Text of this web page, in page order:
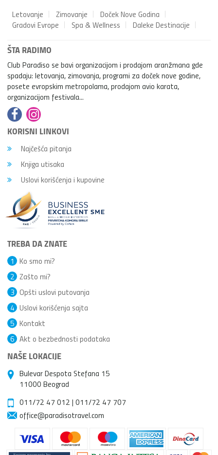
Letovanje Zimovanje
Doček Nove Godina
Gradovi Evrope
Spa & Wellness Daleke Destinacije
ŠTA RADIMO
Club Paradiso se bavi organizacijom i prodajom aranžmana gde
spadaju: letovanja, zimovanja, programi za doček nove godine,
posete evropskim metropolama, prodajom avio karata,
organizacijom festivala...
KORISNI LINKOVI
Najčešća pitanja
Knjiga utisaka
Uslovi korišćenja i kupovine
TREBA DA ZNATE
Ko smo mi?
1
Zašto mi?
2
Opšti uslovi putovanja
3
Uslovi korišćenja sajta
4
Kontakt
5
Akt o bezbednosti podataka
6
NAŠE LOKACIJE
Bulevar Despota Stefana 15
11000 Beograd
011/72 47 012 | 011/72 47 707
office@paradisotravel.com